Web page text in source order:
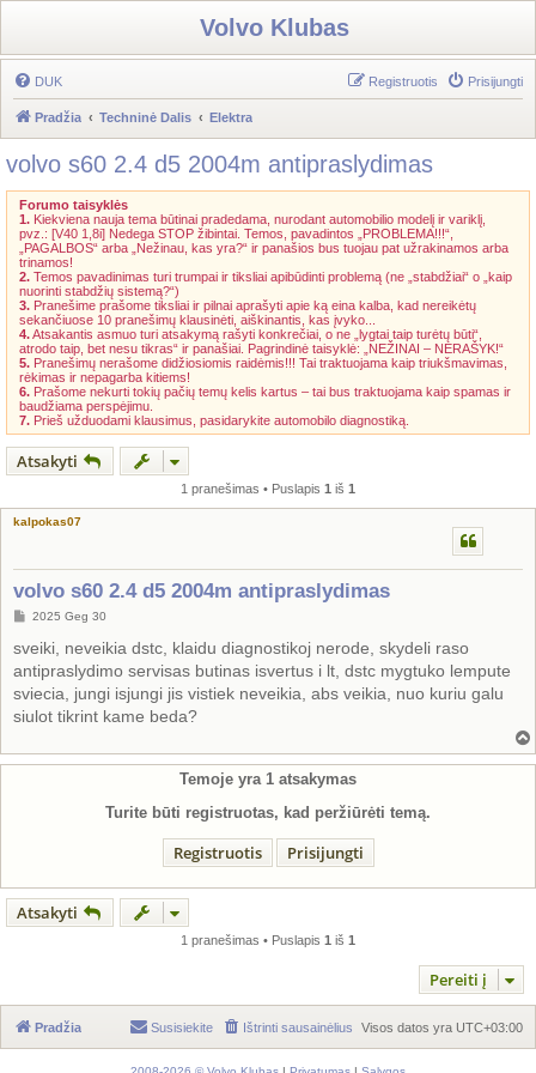
Volvo Klubas
DUK Prisijungti
Registruotis
Pradžia Techninė Dalis Elektra
volvo s60 2.4 d5 2004m antipraslydimas
Forumo taisyklės
1. Kiekviena nauja tema būtinai pradedama, nurodant automobilio modelį ir variklį,
pvz.: [V40 1,8i] Nedega STOP žibintai. Temos, pavadintos „PROBLEMA!!!“,
„PAGALBOS“ arba „Nežinau, kas yra?“ ir panašios bus tuojau pat užrakinamos arba
trinamos!
2. Temos pavadinimas turi trumpai ir tiksliai apibūdinti problemą (ne „stabdžiai“ o „kaip
nuorinti stabdžių sistemą?“)
3. Pranešime prašome tiksliai ir pilnai aprašyti apie ką eina kalba, kad nereikėtų
sekančiuose 10 pranešimų klausinėti, aiškinantis, kas įvyko...
4.Atsakantis asmuo turi atsakymą rašyti konkrečiai, o ne „lygtai taip turėtų būti“,
atrodo taip, bet nesu tikras“ ir panašiai. Pagrindinė taisyklė: „NEŽINAI – NERAŠYK!“
5. Pranešimų nerašome didžiosiomis raidėmis!!! Tai traktuojama kaip triukšmavimas,
rėkimas ir nepagarba kitiems!
6. Prašome nekurti tokių pačių temų kelis kartus – tai bus traktuojama kaip spamas ir
baudžiama perspėjimu.
7. Prieš užduodami klausimus, pasidarykite automobilo diagnostiką.
Atsakyti
1 pranešimas • Puslapis 1 iš 1
kalpokas07
volvo s60 2.4 d5 2004m antipraslydimas
S
a
n
d
a
r
t
ė
2025 Geg 30
sveiki, neveikia dstc, klaidu diagnostikoj nerode, skydeli raso
antipraslydimo servisas butinas isvertus i lt, dstc mygtuko lempute
sviecia, jungi isjungi jis vistiek neveikia, abs veikia, nuo kuriu galu
siulot tikrint kame beda?
i
Temoje yra 1 atsakymas
Turite būti registruotas, kad peržiūrėti temą.
Registruotis Prisijungti
Atsakyti
1 pranešimas • Puslapis 1 iš 1
Pereiti į
Pradžia Visos datos yra UTC+03:00
Ištrinti sausainėlius
Susisiekite